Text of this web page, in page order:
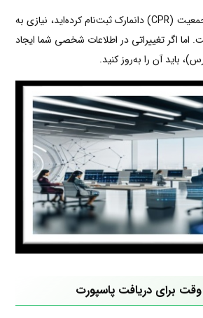
اگر قبلاً در سیستم ثبت جمعیت (CPR) دانمارک ثبت‌نام کرده‌اید، نیازی به
اما اگر تغییراتی در اطلاعات شخصی شما ایجاد
باید آن را به‌روز کنید.
وقت برای دریافت پاسپورت